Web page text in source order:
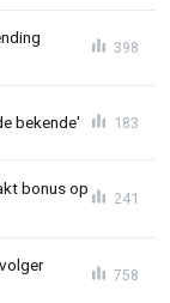
398
bekende' 183
bonus op
241
758